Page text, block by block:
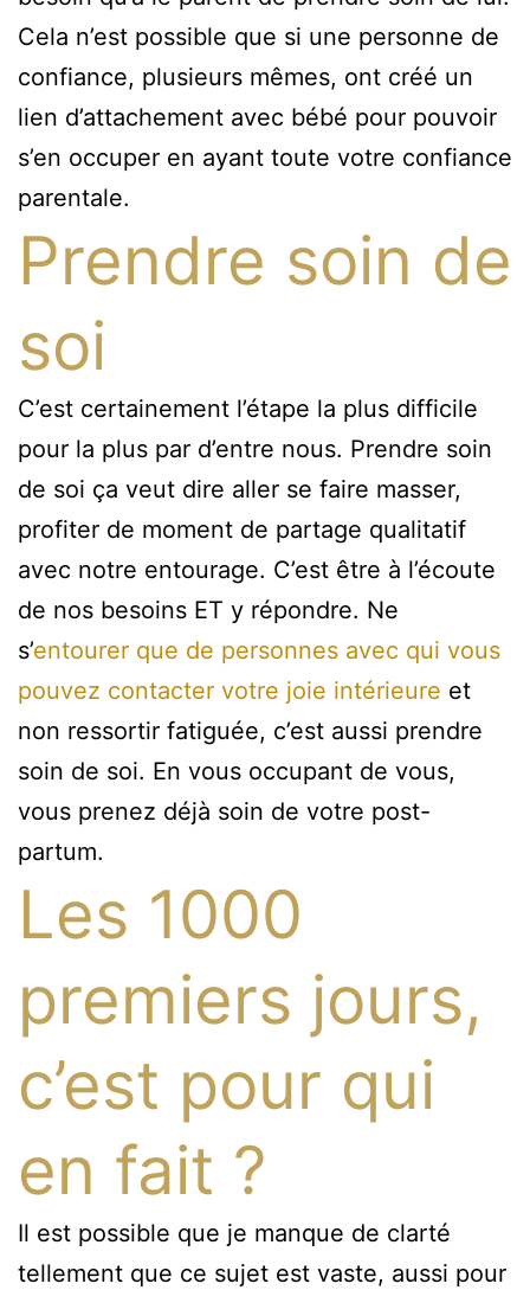
Cela n’est possible que si une personne de
confiance, plusieurs mêmes, ont créé un
lien d’attachement avec bébé pour pouvoir
s’en occuper en ayant toute votre confiance
parentale.
Prendre soin de
soi
C’est certainement l’étape la plus difficile
pour la plus par d’entre nous. Prendre soin
de soi ça veut dire aller se faire masser,
profiter de moment de partage qualitatif
avec notre entourage. C’est être à l’écoute
de nos besoins ET y répondre. Ne
s’entourer que de personnes avec qui vous
pouvez contacter votre joie intérieure et
non ressortir fatiguée, c’est aussi prendre
soin de soi. En vous occupant de vous,
vous prenez déjà soin de votre post-
partum.
Les 1000
premiers jours,
c’est pour qui
en fait ?
Il est possible que je manque de clarté
tellement que ce sujet est vaste, aussi pour